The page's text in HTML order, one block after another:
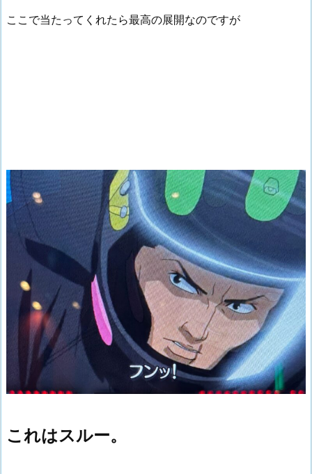
ここで当たってくれたら最高の展開なのですが
これはスルー。